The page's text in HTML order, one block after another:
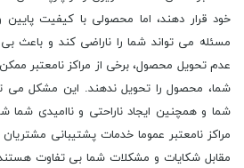
خود قرار دهند، اما محصولی با کیفیت پایین
مسئله می تواند شما را ناراضی کند و
عدم تحویل محصول، برخی از مراکز نامعتبر
شما، محصول را تحویل ندهند. این مشکل می
شما و همچنین ایجاد ناراحتی و ناامیدی شما
مراکز نامعتبر عموما خدمات پشتیبانی
مقابل شکایات و مشکلات شما بی تفاوت